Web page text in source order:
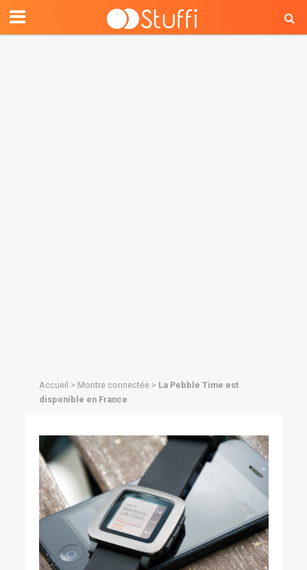
Accueil > Montre connectée> La Pebble Time est
disponible en France